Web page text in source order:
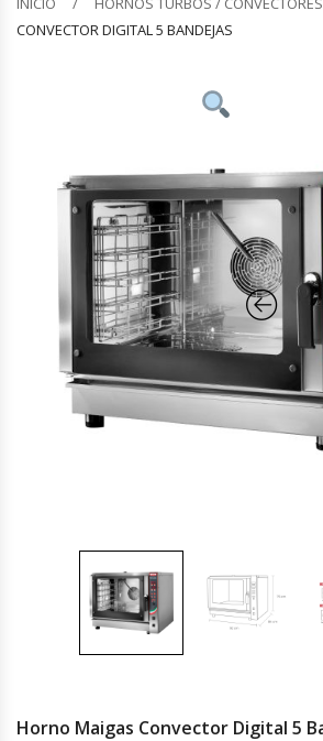
Barquilleras
Cafeteras
Calentadores De Platos
Cámaras Fermentadoras
Campanas Industriales
Carros Bandejeros
Encimeras Eléctricas
Congeladoras Tapa De Vidrio
CONVECTOR DIGITAL 5 BANDEJAS
Horno Maigas Convector Digital 5